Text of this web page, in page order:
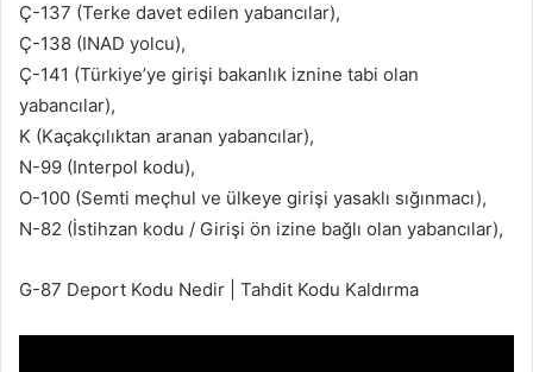
Ç-137 (Terke davet edilen yabancılar),
Ç-138 (INAD yolcu),
Ç-141 (Türkiye’ye girişi bakanlık iznine tabi olan
yabancılar),
K (Kaçakçılıktan aranan yabancılar),
N-99 (Interpol kodu),
O-100 (Semti meçhul ve ülkeye girişi yasaklı sığınmacı),
N-82 (İstihzan kodu / Girişi ön izine bağlı olan yabancılar),
G-87 Deport Kodu Nedir | Tahdit Kodu Kaldırma